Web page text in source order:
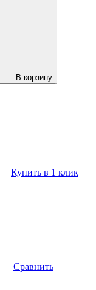
В корзину
Купить в 1 клик
Сравнить